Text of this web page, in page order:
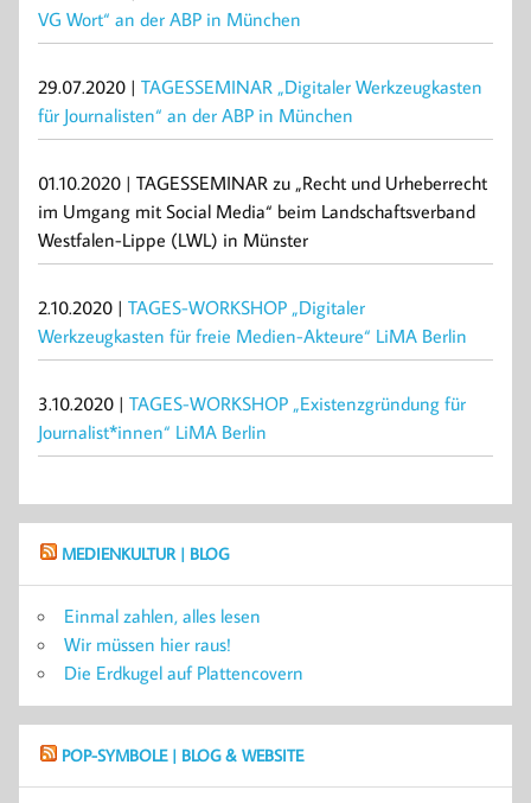
VG Wort“ an der ABP in München
29.07.2020 | TAGESSEMINAR „Digitaler Werkzeugkasten
für Journalisten“ an der ABP in München
01.10.2020 | TAGESSEMINAR zu „Recht und Urheberrecht
im Umgang mit Social Media“ beim Landschaftsverband
Westfalen-Lippe (LWL) in Münster
2.10.2020 | TAGES-WORKSHOP „Digitaler
Werkzeugkasten für freie Medien-Akteure“ LiMA Berlin
3.10.2020 | TAGES-WORKSHOP „Existenzgründung für
Journalist*innen“ LiMA Berlin
MEDIENKULTUR | BLOG
Einmal zahlen, alles lesen
Wir müssen hier raus!
Die Erdkugel auf Plattencovern
POP-SYMBOLE | BLOG & WEBSITE